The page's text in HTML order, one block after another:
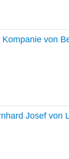
von
Josef von